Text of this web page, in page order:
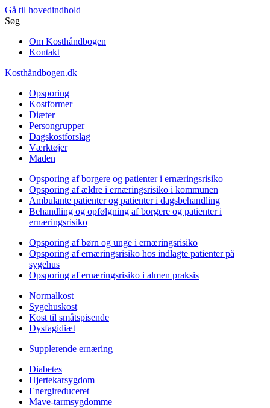
Gå til hovedindhold
Søg
Om Kosthåndbogen
Kontakt
Kosthåndbogen.dk
Opsporing
Kostformer
Diæter
Persongrupper
Dagskostforslag
Værktøjer
Maden
Opsporing af borgere og patienter i ernæringsrisiko
Opsporing af ældre i ernæringsrisiko i kommunen
Ambulante patienter og patienter i dagsbehandling
Behandling og opfølgning af borgere og patienter i
ernæringsrisiko
Opsporing af børn og unge i ernæringsrisiko
Opsporing af ernæringsrisiko hos indlagte patienter på
sygehus
Opsporing af ernæringsrisiko i almen praksis
Normalkost
Sygehuskost
Kost til småtspisende
Dysfagidiæt
Supplerende ernæring
Diabetes
Hjertekarsygdom
Energireduceret
Mave-tarmsygdomme